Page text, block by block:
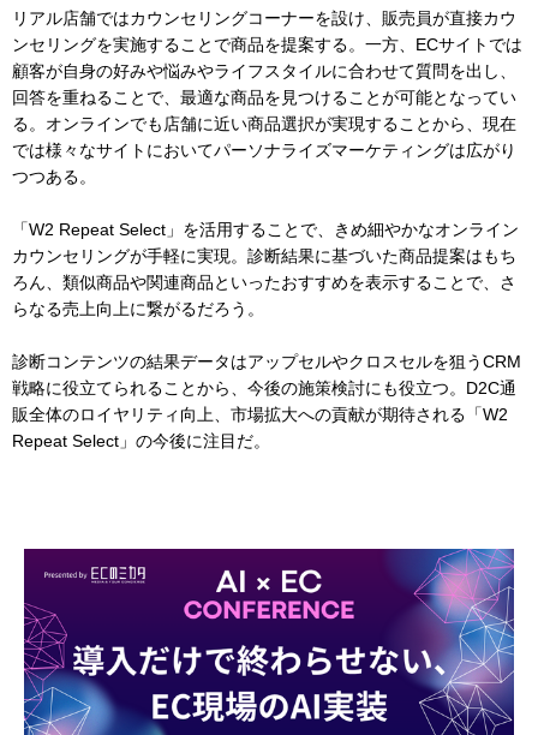
リアル店舗ではカウンセリングコーナーを設け、販売員が直接カウ
ンセリングを実施することで商品を提案する。一方、ECサイトでは
顧客が自身の好みや悩みやライフスタイルに合わせて質問を出し、
回答を重ねることで、最適な商品を見つけることが可能となってい
る。オンラインでも店舗に近い商品選択が実現することから、現在
では様々なサイトにおいてパーソナライズマーケティングは広がり
つつある。
「W2 Repeat Select」を活用することで、きめ細やかなオンライン
カウンセリングが手軽に実現。診断結果に基づいた商品提案はもち
ろん、類似商品や関連商品といったおすすめを表示することで、さ
らなる売上向上に繋がるだろう。
診断コンテンツの結果データはアップセルやクロスセルを狙うCRM
戦略に役立てられることから、今後の施策検討にも役立つ。D2C通
販全体のロイヤリティ向上、市場拡大への貢献が期待される「W2
Repeat Select」の今後に注目だ。